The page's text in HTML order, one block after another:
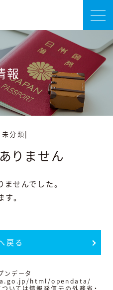
報
未分類|
りません
せんでした。
。
戻る
ンデータ
html/opendata/